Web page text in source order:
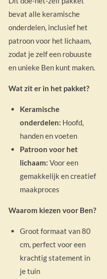
bevat alle keramische
onderdelen, inclusief het
patroon voor het lichaam,
zodat je zelf een robuuste
en unieke Ben kunt maken.
Wat zit er in het pakket?
Keramische
onderdelen: Hoofd,
handen en voeten
Patroon voor het
lichaam: Voor een
gemakkelijk en creatief
maakproces
Waarom kiezen voor Ben?
Groot formaat van 80
cm, perfect voor een
krachtig statement in
je tuin